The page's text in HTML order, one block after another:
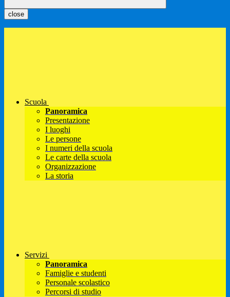
close
Scuola
Panoramica
Presentazione
I luoghi
Le persone
I numeri della scuola
Le carte della scuola
Organizzazione
La storia
Servizi
Panoramica
Famiglie e studenti
Personale scolastico
Percorsi di studio